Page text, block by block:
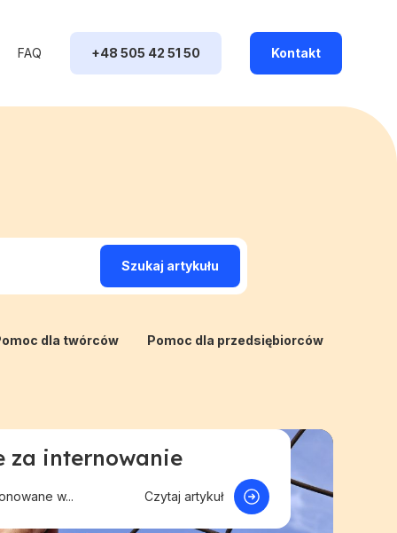
FAQ +48 505 42 51 50 Kontakt
dla twórców Pomoc dla przedsiębiorców
Polecane
za internowanie
w... Czytaj artykuł